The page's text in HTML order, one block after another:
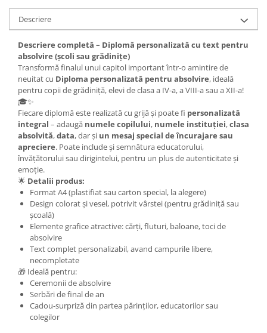
Descriere
Descriere completă – Diplomă personalizată cu text pentru
absolvire (școli sau grădinițe)
Transformăfinalul unuicapitol importantîntr-o amintirede
neuitatcu Diploma personalizată pentru absolvire, ideală
pentru copiidegrădiniță,elevideclasaa IV-a,aVIII-asau aXII-a!
🎓✨
Fiecarediplomăeste realizatăcu grijăși poatefi personalizată
integral – adaugă numele copilului, numele instituției,clasa
absolvită,data,darși un mesaj special deîncurajare sau
apreciere. Poate includeșisemnăturaeducatorului,
învățătoruluisau dirigintelui, pentru un plusdeautenticitateși
emoție.
🌟 Detalii produs:
FormatA4 (plastifiatsau carton special, laalegere)
Design coloratșivesel, potrivitvârstei (pentru grădinițăsau
școală)
Elementegraficeatractive:cărți,fluturi, baloane,tocide
absolvire
Textcomplet personalizabil, avand campurile libere,
necompletate
🎁 Ideală pentru:
Ceremoniideabsolvire
Serbăridefinaldean
Cadou-surprizădin partea părinților,educatorilorsau
colegilor